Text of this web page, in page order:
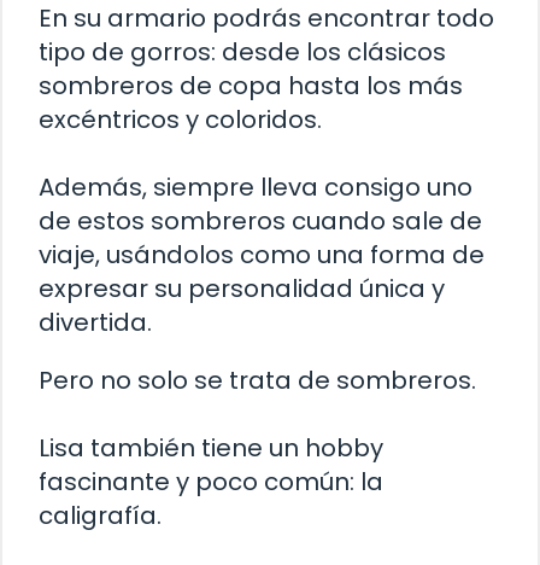
En su armario podrás encontrar todo
tipo de gorros: desde los clásicos
sombreros de copa hasta los más
excéntricos y coloridos.
Además, siempre lleva consigo uno
de estos sombreros cuando sale de
viaje, usándolos como una forma de
expresar su personalidad única y
divertida.
Pero no solo se trata de sombreros.
Lisa también tiene un hobby
fascinante y poco común: la
caligrafía.